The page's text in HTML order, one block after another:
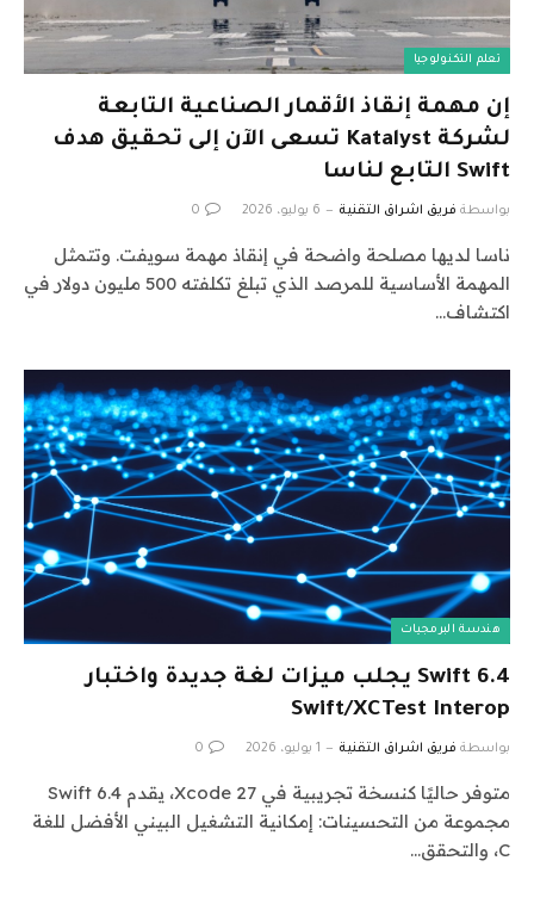
تعلم التكنولوجيا
إن مهمة إنقاذ الأقمار الصناعية التابعة
لشركة Katalyst تسعى الآن إلى تحقيق هدف
Swift التابع لناسا
بواسطة فريق اشراق التقنية 6 يوليو، 2026 0
ناسا لديها مصلحة واضحة في إنقاذ مهمة سويفت. وتتمثل
المهمة الأساسية للمرصد الذي تبلغ تكلفته 500 مليون دولار في
اكتشاف…
هندسة البرمجيات
Swift 6.4 يجلب ميزات لغة جديدة واختبار
Swift/XCTest Interop
بواسطة فريق اشراق التقنية 1 يوليو، 2026 0
متوفر حاليًا كنسخة تجريبية في Xcode 27، يقدم Swift 6.4
مجموعة من التحسينات: إمكانية التشغيل البيني الأفضل للغة
C، والتحقق…